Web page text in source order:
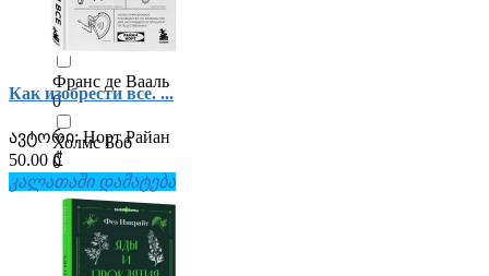
Уолтер Айзексон
0
Франс де Вааль
0
Холмс Боб
0
Чарлз Дарвин
Черниговская Татьяна
Как изобрести все. ...
ავტორი:Норт Райан
50.00 ₾
კალათაში დამატება